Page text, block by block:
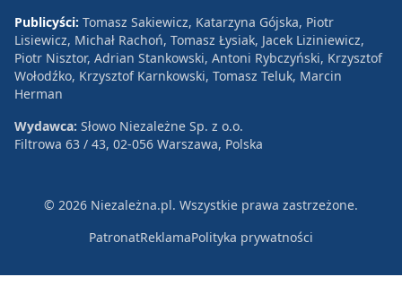
Publicyści: Tomasz Sakiewicz, Katarzyna Gójska, Piotr
Lisiewicz, Michał Rachoń, Tomasz Łysiak, Jacek Liziniewicz,
Piotr Nisztor, Adrian Stankowski, Antoni Rybczyński, Krzysztof
Wołodźko, Krzysztof Karnkowski, Tomasz Teluk, Marcin
Herman
Wydawca: Słowo Niezależne Sp. z o.o.
Filtrowa 63 / 43, 02-056 Warszawa, Polska
© 2026 Niezależna.pl. Wszystkie prawa zastrzeżone.
PatronatReklamaPolityka prywatności